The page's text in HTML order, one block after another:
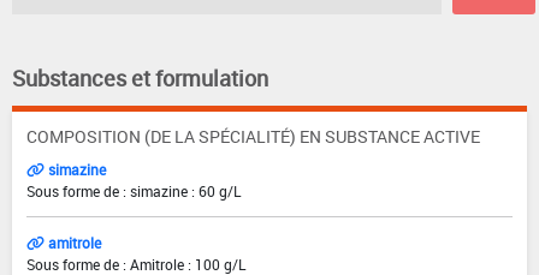
Substances et formulation
COMPOSITION (DE LA SPÉCIALITÉ) EN SUBSTANCE ACTIVE
simazine
Sous forme de : simazine : 60 g/L
amitrole
Sous forme de : Amitrole : 100 g/L